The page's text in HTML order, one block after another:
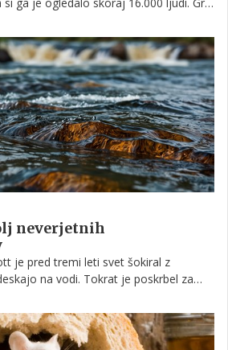
toliko prahu, pa se prepričajte
neverjetnih
je pred tremi leti svet šokiral z
na vodi. Tokrat je poskrbel za
so se pognali celo skozi ognjeni obroč.